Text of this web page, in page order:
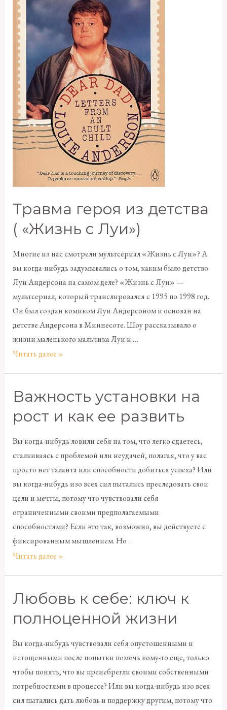
Травма героя из детства
( «Жизнь с Луи»)
Многие из нас смотрели мультсериал «Жизнь с Луи»? А
вы когда-нибудь задумывались о том, каким было детство
Луи Андерсона на самом деле? «Жизнь с Луи» —
мультсериал, который транслировался с 1995 по 1998 год.
Он был создан комиком Луи Андерсоном и основан на
детстве Андерсона в Миннесоте. Шоу рассказывало о
жизни маленького мальчика Луи и …
Читать далее »
Важность установки на
рост и как ее развить
Вы когда-нибудь ловили себя на том, что легко сдаетесь,
сталкиваясь с проблемой или неудачей, полагая, что у вас
просто нет таланта или способности добиться успеха? Или
вы когда-нибудь изо всех сил пытались преследовать свои
цели и мечты, потому что чувствовали себя
ограниченными своими предполагаемыми
способностями? Если это так, возможно, вы действуете с
фиксированным мышлением. Но …
Читать далее »
Любовь к себе: ключ к
полноценной жизни
Вы когда-нибудь чувствовали себя опустошенными и
истощенными после попытки помочь кому-то еще, только
чтобы понять, что вы пренебрегли своими собственными
потребностями в процессе? Или вы когда-нибудь изо всех
сил пытались дать любовь и поддержку другим, потому что